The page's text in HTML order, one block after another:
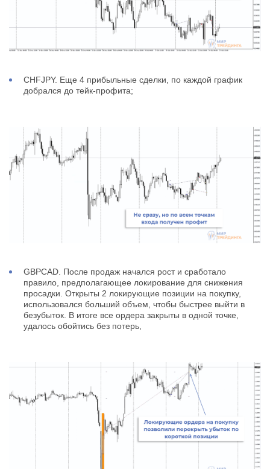
CHFJPY. Еще 4 прибыльные сделки, по каждой график
добрался до тейк-профита;
GBPCAD. После продаж начался рост и сработало
правило, предполагающее локирование для снижения
просадки. Открыты 2 локирующие позиции на покупку,
использовался больший объем, чтобы быстрее выйти в
безубыток. В итоге все ордера закрыты в одной точке,
удалось обойтись без потерь,